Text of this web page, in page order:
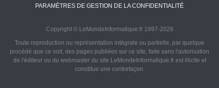
PARAMÈTRES DE GESTION DE LA CONFIDENTIALITÉ
Copyright © LeMondeInformatique.fr 1997-2026
Toute reproduction ou représentation intégrale ou partielle, par quelque
procédé que ce soit, des pages publiées sur ce site, faite sans l'autorisation
de l'éditeur ou du webmaster du site LeMondeInformatique.fr est illicite et
constitue une contrefaçon.